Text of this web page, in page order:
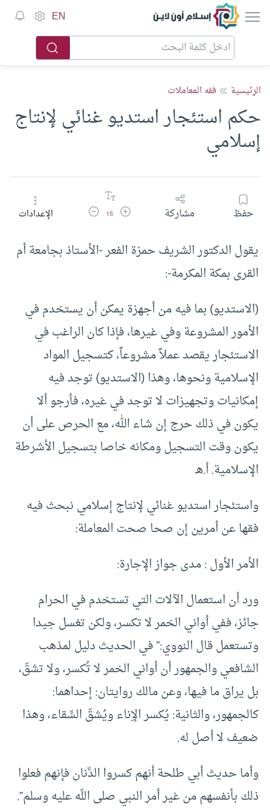
إسلام أون لاين EN
الرئيسية فقه المعاملات
حكم استئجار استديو غنائي لإنتاج
إسلامي
حفظ مشاركة زيادة حجم الخط
16 تقليل حجم الخطالإعدادات
يقول الدكتور الشريف حمزة الفعر -الأستاذ بجامعة أم
القرى بمكة المكرمة-:
(الاستديو) بما فيه من أجهزة يمكن أن يستخدم في
الأمور المشروعة وفي غيرها، فإذا كان الراغب في
الاستئجار يقصد عملاً مشروعاً، كتسجيل المواد
الإسلامية ونحوها، وهذا (الاستديو) توجد فيه
إمكانيات وتجهيزات لا توجد في غيره، فأرجو ألا
يكون في ذلك حرج إن شاء الله، مع الحرص على أن
يكون وقت التسجيل ومكانه خاصا بتسجيل الأشرطة
الإسلامية. أ.هـ
واستئجار استديو غنائي لإنتاج إسلامي نبحث فيه
فقها عن أمرين إن صحا صحت المعاملة:
الأمر الأول : مدى جواز الإجارة:
ورد أن استعمال الآلات التي تستخدم في الحرام
جائز، ففي أواني الخمر لا تكسر، ولكن تغسل جيدا
وتستعمل قال النووي:” في الحديث دليل لمذهب
الشافعي والجمهور أن أواني الخمر لا تُكسر، ولا تشقّ،
بل يراق ما فيها، وعن مالك روايتان: إحداهما:
كالجمهور، والثانية: يُكسر الإِناء ويُشقّ السِّقاء، وهذا
ضعيف لا أصل له.
وأما حديث أبي طلحة أنهم كسروا الدِّنان فإنهم فعلوا
ذلك بأنفسهم من غير أمر النبي صلى اللّه عليه وسلم”.